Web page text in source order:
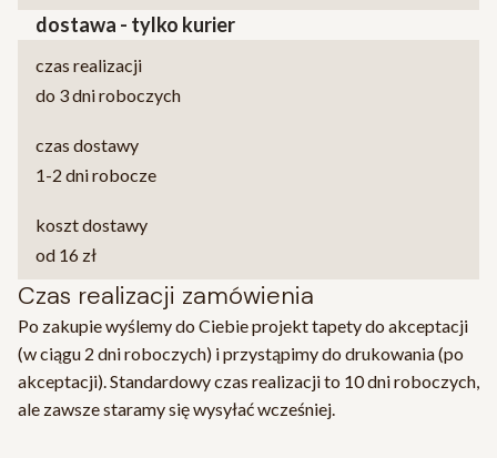
dostawa - tylko kurier
czas realizacji
do 3 dni roboczych
czas dostawy
1-2 dni robocze
koszt dostawy
od 16 zł
Czas realizacji zamówienia
Po zakupie wyślemy do Ciebie projekt tapety do akceptacji
(w ciągu 2 dni roboczych) i przystąpimy do drukowania (po
akceptacji). Standardowy czas realizacji to 10 dni roboczych,
ale zawsze staramy się wysyłać wcześniej.